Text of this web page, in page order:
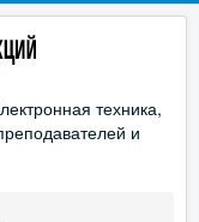
техника,
и